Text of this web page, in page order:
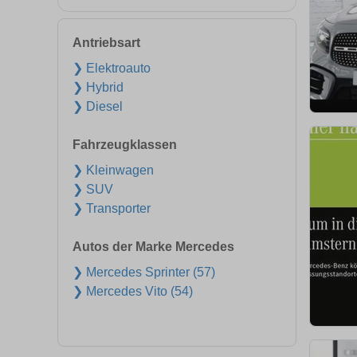
Antriebsart
❯ Elektroauto
❯ Hybrid
❯ Diesel
Fahrzeugklassen
❯ Kleinwagen
❯ SUV
❯ Transporter
Autos der Marke Mercedes
❯ Mercedes Sprinter (57)
❯ Mercedes Vito (54)